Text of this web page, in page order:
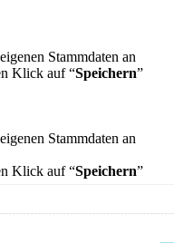
Stammdaten an
Klick auf “Speichern”
Stammdaten an
Klick auf “Speichern”